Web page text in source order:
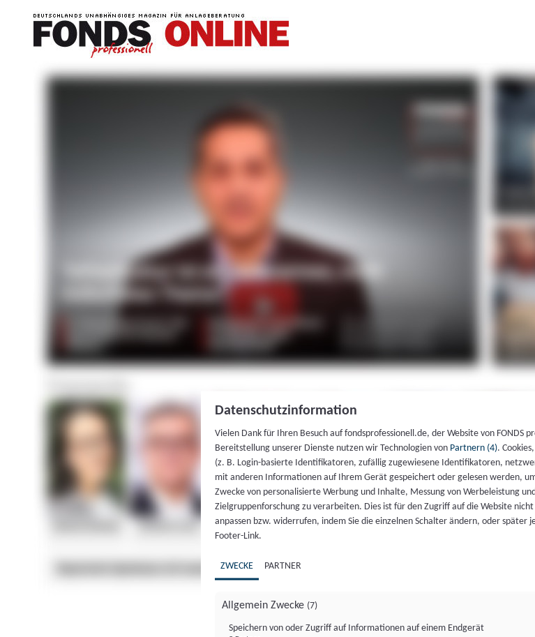
Datenschutzinformation
Vielen Dank für Ihren Besuch auf fondsprofessionell.de, der Website von FONDS
Bereitstellung unserer Dienste nutzen wir Technologien von Partnern (4).
(z. B. Login-basierte Identifikatoren, zufällig zugewiesene Identifikatoren,
mit anderen Informationen auf Ihrem Gerät gespeichert oder gelesen werden,
Zwecke von personalisierte Werbung und Inhalte, Messung von Werbeleistung
Zielgruppenforschung zu verarbeiten. Dies ist für den Zugriff auf die Website
anpassen bzw. widerrufen, indem Sie die einzelnen Schalter ändern, oder
Footer-Link.
ZWECKE PARTNER
Allgemein Zwecke (7)
Speichern von oder Zugriff auf Informationen auf einem Endgerät